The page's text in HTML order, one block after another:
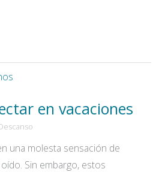
en vacaciones
una molesta sensación de
Sin embargo, estos